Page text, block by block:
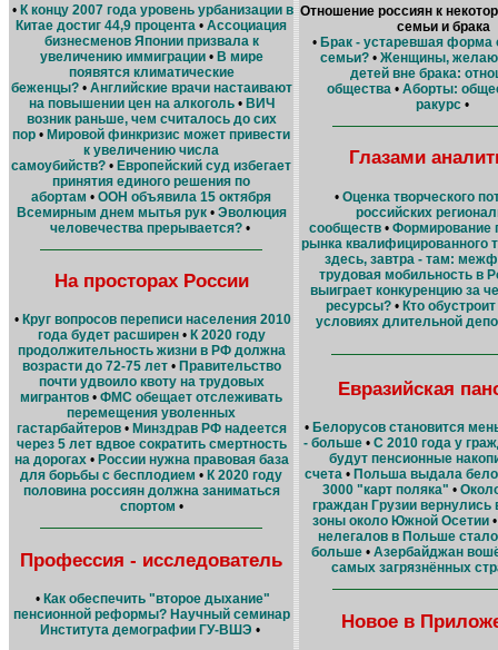
• К концу 2007 года уровень урбанизации в
Китае достиг 44,9 процента • Ассоциация
бизнесменов Японии призвала к
увеличению иммиграции• В мире
появятся климатические
беженцы?• Английские врачи настаивают
на повышении цен на алкоголь• ВИЧ
возник раньше, чем считалось до сих
пор • Мировой финкризис может привести
к увеличению числа
самоубийств? • Европейский суд избегает
принятия единого решения по
абортам • ООН объявила 15 октября
Всемирным днем мытья рук• Эволюция
человечества прерывается?•
На просторах России
• Круг вопросов переписи населения 2010
года будет расширен• К 2020 году
продолжительность жизни в РФ должна
возрасти до 72-75 лет• Правительство
почти удвоило квоту на трудовых
мигрантов • ФМС обещает отслеживать
перемещения уволенных
гастарбайтеров• Минздрав РФ надеется
через 5 лет вдвое сократить смертность
на дорогах• России нужна правовая база
для борьбы с бесплодием • К 2020 году
половина россиян должна заниматься
спортом •
Профессия - исследователь
• Как обеспечить "второе дыхание"
пенсионной реформы? Научный семинар
Института демографии ГУ-ВШЭ •
Отношение россиян к
семьи и брака
• Брак - устаревшая форма
семьи?• Женщины,
детей вне брака:
общества • Аборты:
ракурс•
Глазами
• Оценка творческого
российских
сообществ • Формирование
рынка квалифицированного
здесь, завтра - там:
трудовая мобильность в
выиграет конкуренцию за
ресурсы? • Кто
условиях длительной
Евразийская
• Белорусов становится
- больше • С 2010 года у
будут пенсионные
счета • Польша выдала
3000 "карт поляка" •
граждан Грузии
зоны около Южной Осетии
нелегалов в Польше
больше• Азербайджан
самых загрязнённых
Новое в